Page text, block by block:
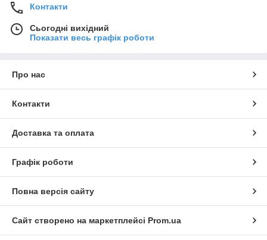
Контакти
Сьогодні вихідний
Показати весь графік роботи
Про нас
Контакти
Доставка та оплата
Графік роботи
Повна версія сайту
Сайт створено на маркетплейсі Prom.ua